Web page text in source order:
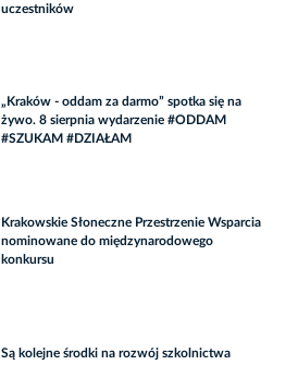
uczestników
„Kraków - oddam za darmo” spotka się na
żywo. 8 sierpnia wydarzenie #ODDAM
#SZUKAM #DZIAŁAM
Krakowskie Słoneczne Przestrzenie Wsparcia
nominowane do międzynarodowego
konkursu
Są kolejne środki na rozwój szkolnictwa